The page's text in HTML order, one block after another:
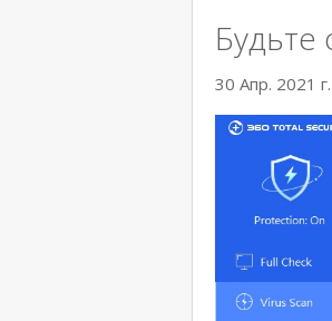
Будьте
30 Апр. 2021 г.